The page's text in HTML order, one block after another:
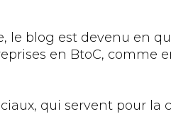
le blog est devenu en
en BtoC, comme
qui servent pour la